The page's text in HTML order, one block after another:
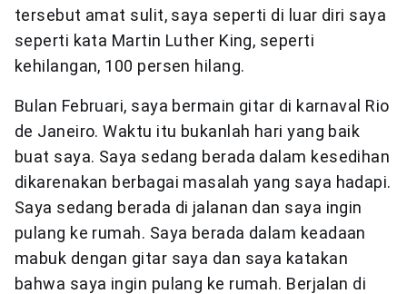
tersebut amat sulit, saya seperti di luar diri saya
seperti kata Martin Luther King, seperti
kehilangan, 100 persen hilang.
Bulan Februari, saya bermain gitar di karnaval Rio
de Janeiro. Waktu itu bukanlah hari yang baik
buat saya. Saya sedang berada dalam kesedihan
dikarenakan berbagai masalah yang saya hadapi.
Saya sedang berada di jalanan dan saya ingin
pulang ke rumah. Saya berada dalam keadaan
mabuk dengan gitar saya dan saya katakan
bahwa saya ingin pulang ke rumah. Berjalan di